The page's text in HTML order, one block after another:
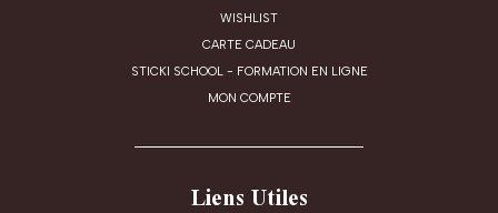
WISHLIST
CARTE CADEAU
STICKI SCHOOL - FORMATION EN LIGNE
MON COMPTE
Liens Utiles